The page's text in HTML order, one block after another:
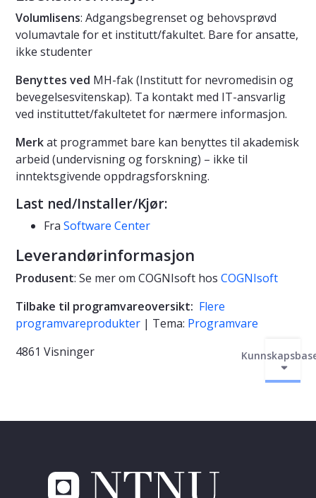
Volumlisens: Adgangsbegrenset og behovsprøvd
volumavtale for et institutt/fakultet. Bare for ansatte,
ikke studenter
Benyttes ved MH-fak (Institutt for nevromedisin og
bevegelsesvitenskap). Ta kontakt med IT-ansvarlig
ved instituttet/fakultetet for nærmere informasjon.
Merkat programmet bare kan benyttes til akademisk
arbeid (undervisning og forskning) – ikke til
inntektsgivende oppdragsforskning.
Last ned/Installer/Kjør:
Fra Software Center
Leverandørinformasjon
Produsent: Se mer om COGNIsoft hos COGNIsoft
Tilbake til programvareoversikt: Flere
programvareprodukter | Tema: Programvare
4861 Visninger